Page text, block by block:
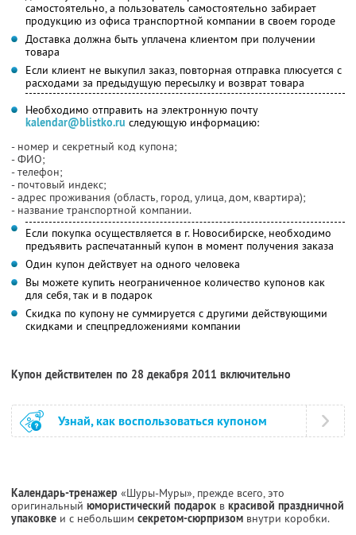
самостоятельно, а пользователь самостоятельно забирает
продукцию из офиса транспортной компании в своем городе
Доставка должна быть уплачена клиентом при получении
товара
Если клиент не выкупил заказ, повторная отправка плюсуется с
расходами за предыдущую пересылку и возврат товара
Необходимо отправить на электронную почту
kalendar@blistko.ru следующую информацию:
- номер и секретный код купона;
- ФИО;
- телефон;
- почтовый индекс;
- адрес проживания (область, город, улица, дом, квартира);
- название транспортной компании.
Если покупка осуществляется в г. Новосибирске, необходимо
предъявить распечатанный купон в момент получения заказа
Один купон действует на одного человека
Вы можете купить неограниченное количество купонов как
для себя, так и в подарок
Скидка по купону не суммируется с другими действующими
скидками и спецпредложениями компании
Купон действителен по 28 декабря 2011 включительно
Узнай, как воспользоваться купоном
Календарь-тренажер «Шуры-Муры», прежде всего, это
оригинальный юмористический подарок в красивой праздничной
упаковке и с небольшим секретом-сюрпризом внутри коробки.